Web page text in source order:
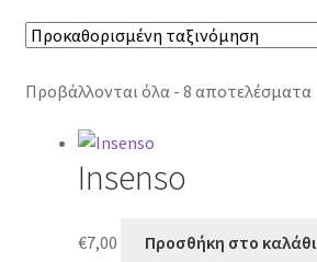
Επικοινωνία
Προβάλλονται όλα - 8 αποτελέσματα
Insenso
€7,00 Προσθήκη στο καλάθι